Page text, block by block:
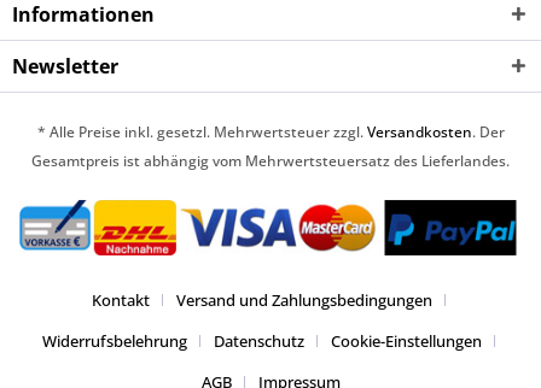
Informationen
Newsletter
* Alle Preise inkl. gesetzl. Mehrwertsteuer zzgl.Versandkosten. Der
Gesamtpreis ist abhängig vom Mehrwertsteuersatz des Lieferlandes.
Kontakt
Versand und Zahlungsbedingungen
Widerrufsbelehrung
Datenschutz
Cookie-Einstellungen
AGB
Impressum